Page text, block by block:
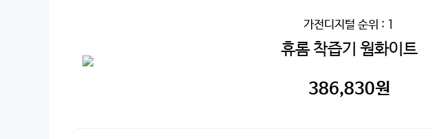
가전디지털 순위 : 1
휴롬 착즙기 웜화이트
386,830원